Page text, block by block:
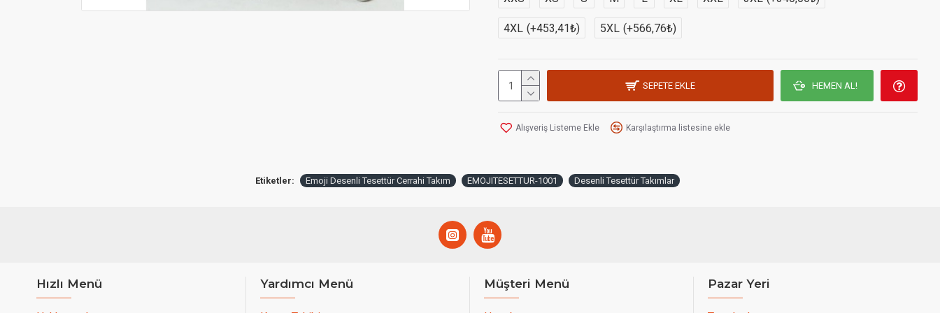
4XL (+453,41₺) 5XL (+566,76₺)
SEPETE EKLE HEMEN AL!
Alışveriş Listeme Ekle Karşılaştırma listesine ekle
Etiketler: Emoji Desenli Tesettür Cerrahi Takım EMOJITESETTUR-1001 Desenli Tesettür Takımlar
Hızlı Menü Yardımcı Menü Müşteri Menü Pazar Yeri